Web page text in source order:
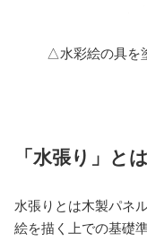
△水彩絵の具を
「水張り」とは
水張りとは木製パネ
絵を描く上での基礎準